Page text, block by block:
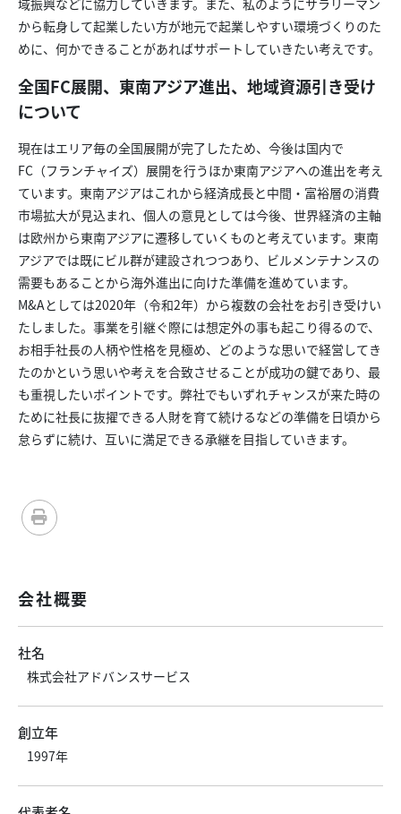
から転身して起業したい方が地元で起業しやすい環境づくりのた
めに、何かできることがあればサポートしていきたい考えです。
全国FC展開、東南アジア進出、地域資源引き受け
について
現在はエリア毎の全国展開が完了したため、今後は国内で
FC（フランチャイズ）展開を行うほか東南アジアへの進出を考え
ています。東南アジアはこれから経済成長と中間・富裕層の消費
市場拡大が見込まれ、個人の意見としては今後、世界経済の主軸
は欧州から東南アジアに遷移していくものと考えています。東南
アジアでは既にビル群が建設されつつあり、ビルメンテナンスの
需要もあることから海外進出に向けた準備を進めています。
M&Aとしては2020年（令和2年）から複数の会社をお引き受けい
たしました。事業を引継ぐ際には想定外の事も起こり得るので、
お相手社長の人柄や性格を見極め、どのような思いで経営してき
たのかという思いや考えを合致させることが成功の鍵であり、最
も重視したいポイントです。弊社でもいずれチャンスが来た時の
ために社長に抜擢できる人財を育て続けるなどの準備を日頃から
怠らずに続け、互いに満足できる承継を目指していきます。
会社概要
社名
株式会社アドバンスサービス
創立年
1997年